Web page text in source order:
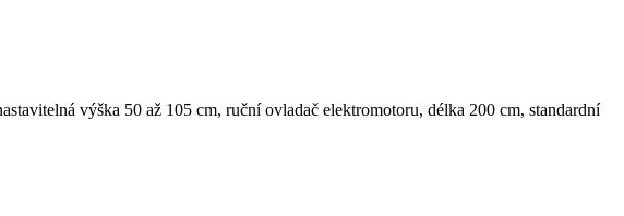
výška 50 až 105 cm, ruční ovladač elektromotoru, délka 200 cm, standardní